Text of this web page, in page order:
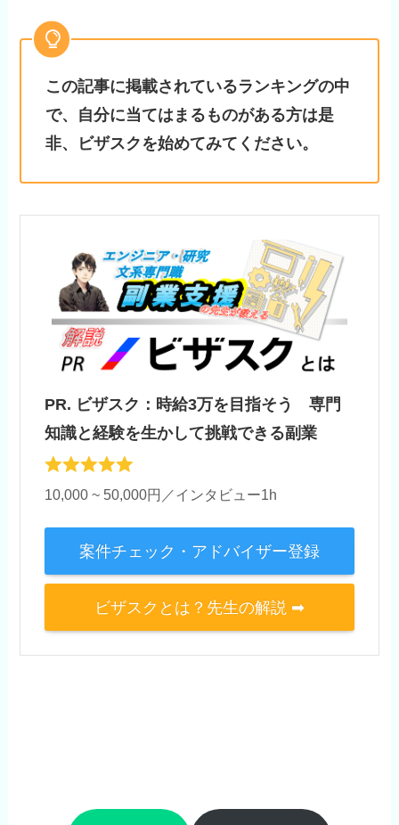
この記事に掲載されているランキングの中
で、自分に当てはまるものがある方は是
非、ビザスクを始めてみてください。
PR. ビザスク：時給3万を目指そう 専門
知識と経験を生かして挑戦できる副業
10,000 ~ 50,000円／インタビュー1h
案件チェック・アドバイザー登録
ビザスクとは？先生の解説 ➡